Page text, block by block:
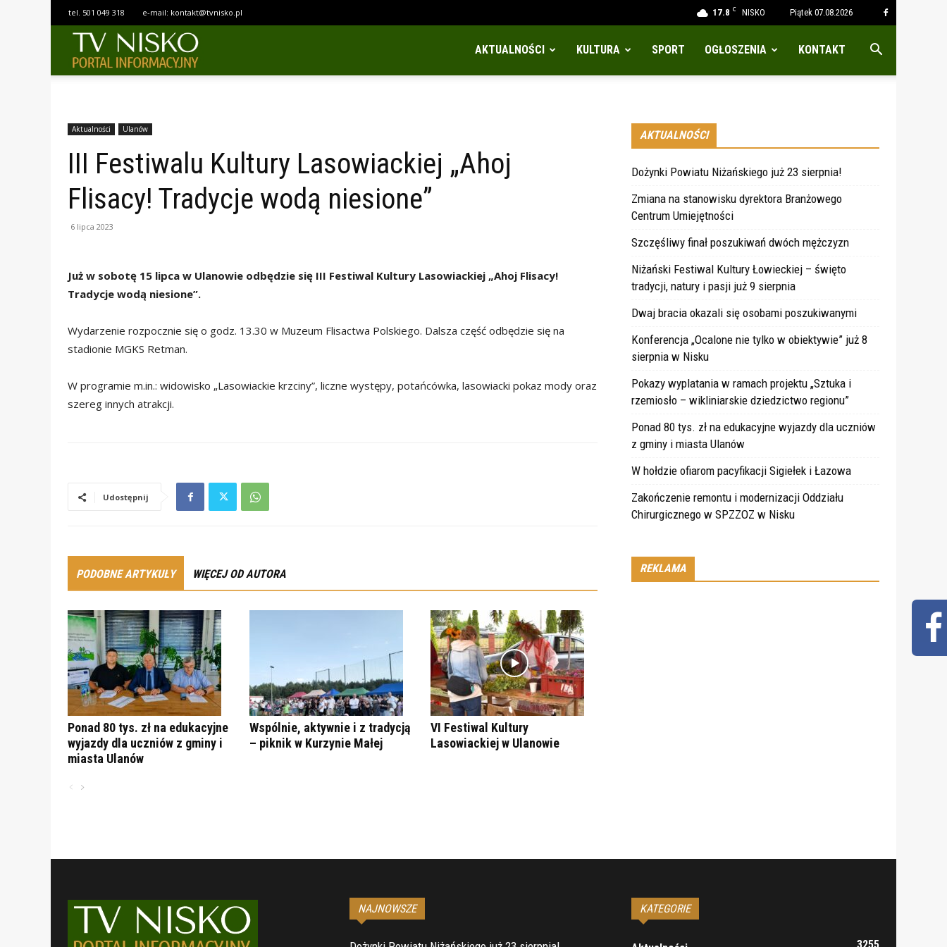
17.8 C NISKO Piątek 07.08.2026
tel. 501 049 318 e-mail: kontakt@tvnisko.pl
AKTUALNOŚCI KULTURA SPORT OGŁOSZENIA KONTAKT
Aktualności Ulanów
III Festiwalu Kultury Lasowiackiej „Ahoj
Flisacy! Tradycje wodą niesione”
6 lipca 2023
Już w sobotę 15 lipca w Ulanowie odbędzie się III Festiwal Kultury Lasowiackiej „Ahoj Flisacy!
Tradycje wodą niesione”.
Wydarzenie rozpocznie się o godz. 13.30 w Muzeum Flisactwa Polskiego. Dalsza część odbędzie się na
stadionie MGKS Retman.
W programie m.in.: widowisko „Lasowiackie krzciny”, liczne występy, potańcówka, lasowiacki pokaz mody oraz
szereg innych atrakcji.
Udostępnij
PODOBNE ARTYKUŁY WIĘCEJ OD AUTORA
Ponad 80 tys. zł na edukacyjne
wyjazdy dla uczniów z gminy i
miasta Ulanów
Wspólnie, aktywnie i z tradycją
– piknik w Kurzynie Małej
VI Festiwal Kultury
Lasowiackiej w Ulanowie
AKTUALNOŚCI
Dożynki Powiatu Niżańskiego już 23 sierpnia!
Zmiana na stanowisku dyrektora Branżowego
Centrum Umiejętności
Szczęśliwy finał poszukiwań dwóch mężczyzn
Niżański Festiwal Kultury Łowieckiej – święto
tradycji, natury i pasji już 9 sierpnia
Dwaj bracia okazali się osobami poszukiwanymi
Konferencja „Ocalone nie tylko w obiektywie” już 8
sierpnia w Nisku
Pokazy wyplatania w ramach projektu „Sztuka i
rzemiosło – wikliniarskie dziedzictwo regionu”
Ponad 80 tys. zł na edukacyjne wyjazdy dla uczniów
z gminy i miasta Ulanów
W hołdzie ofiarom pacyfikacji Sigiełek i Łazowa
Zakończenie remontu i modernizacji Oddziału
Chirurgicznego w SPZZOZ w Nisku
REKLAMA
NAJNOWSZE KATEGORIE